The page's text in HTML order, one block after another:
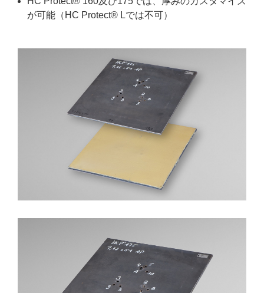
が可能（HC Protect® Lでは不可）